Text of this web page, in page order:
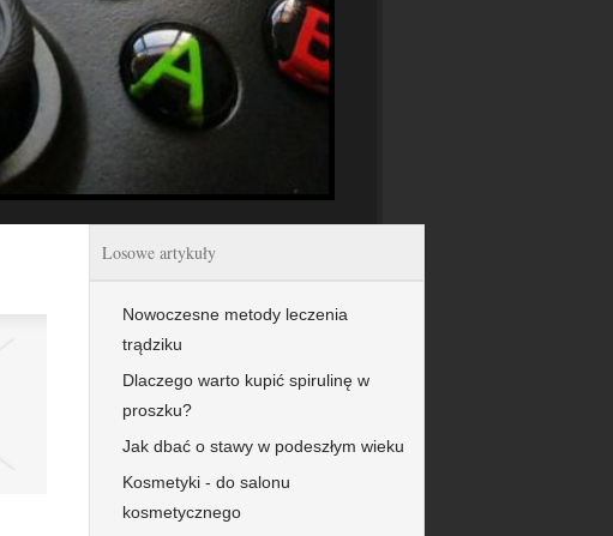
Losowe artykuły
Nowoczesne metody leczenia
trądziku
Dlaczego warto kupić spirulinę w
proszku?
Jak dbać o stawy w podeszłym wieku
Kosmetyki - do salonu
kosmetycznego